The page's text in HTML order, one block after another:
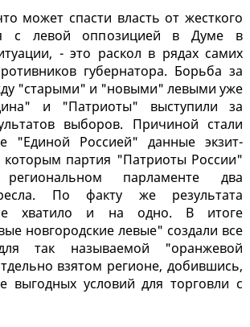
может спасти власть от жесткого
с левой оппозицией в Думе в
- это раскол в рядах самих
губернатора. Борьба за
"старыми" и "новыми" левыми уже
и "Патриоты" выступили за
выборов. Причиной стали
"Единой Россией" данные экзит-
которым партия "Патриоты России"
парламенте два
По факту же результата
хватило и на одно. В итоге
новгородские левые" создали все
так называемой "оранжевой
взятом регионе, добившись,
выгодных условий для торговли с